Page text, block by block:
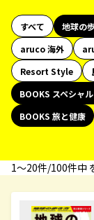
すべて 地球の
aruco 海外
Resort Style
BOOKS スペシャ
BOOKS 旅と健康
1〜20件/100件中